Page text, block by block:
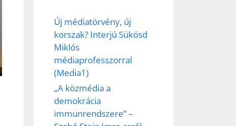
Új médiatörvény, új
korszak? Interjú Sükösd
Miklós
médiaprofesszorral
(Media1)
„A közmédia a
demokrácia
immunrendszere” –